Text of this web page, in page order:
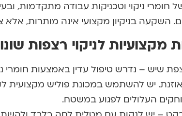
חומרי ניקוי וטכניקות עבודה מתקדמות,
השקעה בניקיון מקצועי אינה מותרות,
מקצועיות לניקוי רצפות
שיש – נדרש טיפול עדין באמצעות חומרי
יש להשתמש במכונת פוליש מקצועית
העלולים לפגוע במשטח.